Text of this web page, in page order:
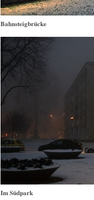
Bahnsteigbrücke
Im Südpark